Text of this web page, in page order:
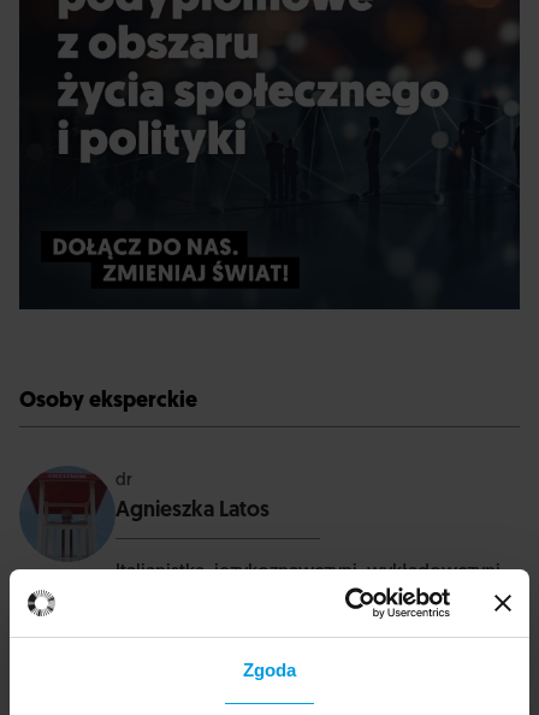
Zgoda
Osoby eksperckie
dr
Agnieszka Latos
Italianistka, językoznawczyni, wykładowczyni.
Jej zainteresowania naukowe obejmują
(głównie języki romańskie i słowiańskie) oraz